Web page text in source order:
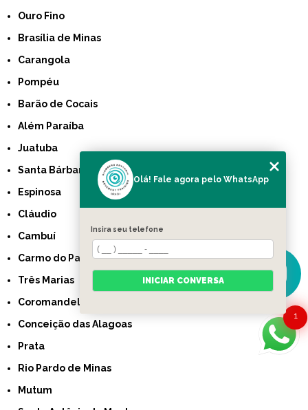
Ouro Fino
Brasília de Minas
Carangola
Pompéu
Barão de Cocais
Além Paraíba
Juatuba
Santa Bárbara
Espinosa
Cláudio
Cambuí
Carmo do Paranaíba
Três Marias
Coromandel
Conceição das Alagoas
Prata
Rio Pardo de Minas
Mutum
1
Olá! Fale agora pelo WhatsApp
Insira seu telefone
INICIAR CONVERSA